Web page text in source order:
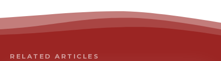
RELATED ARTICLES